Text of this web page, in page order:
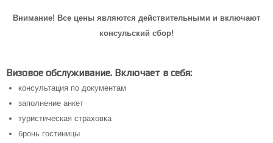
Внимание! Все цены являются действительными и включают
консульский сбор!
Визовое обслуживание. Включает в себя:
консультация по документам
заполнение анкет
туристическая страховка
бронь гостиницы